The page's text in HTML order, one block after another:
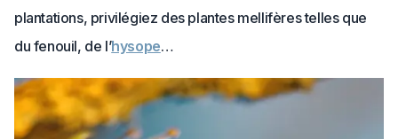
plantations, privilégiez des plantes mellifères telles que
du fenouil, de l’hysope…